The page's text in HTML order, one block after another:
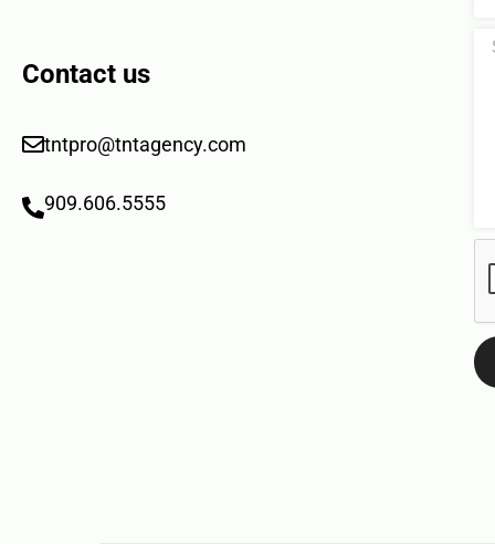
Contact us
tntpro@tntagency.com
909.606.5555